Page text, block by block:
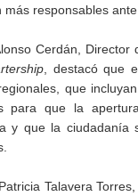
más responsables
Cerdán, Director
, destacó que
que
para que la
y que la ciudadanía
Talavera